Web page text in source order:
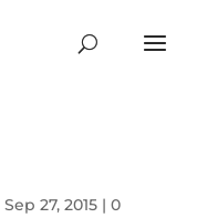
Sep 27, 2015| 0